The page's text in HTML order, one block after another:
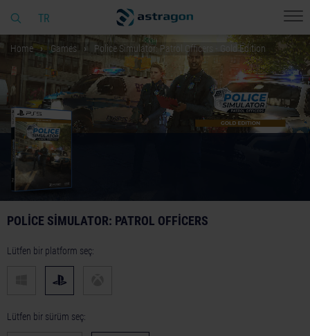
TR
Home Games Police Simulator: Patrol Officers - Gold Edition
POLICE SIMULATOR: PATROL OFFICERS
Lütfen bir platform seç:
Lütfen bir sürüm seç: